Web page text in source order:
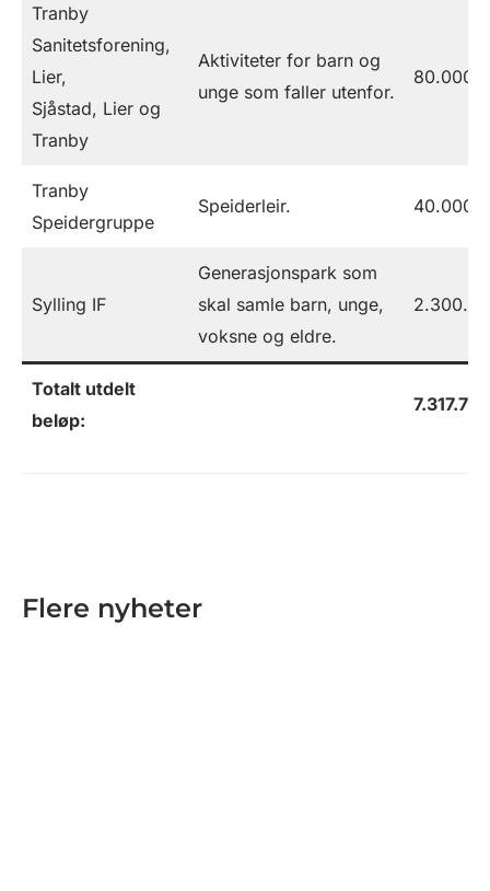
Tranby
Sanitetsforening,
Lier,
Sjåstad, Lier og
Tranby
Aktiviteter for barn og
unge som faller utenfor.
80.000
Tranby
Speidergruppe
Speiderleir. 40.000
Sylling IF
Generasjonspark som
skal samle barn, unge,
voksne og eldre.
Totalt utdelt
beløp:
7.317.785
Flere nyheter